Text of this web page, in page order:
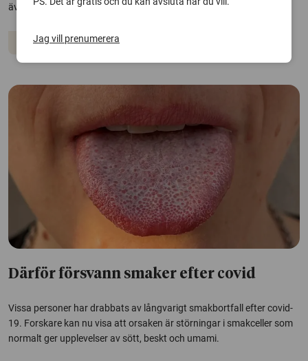
även komma på sikt, enligt forskare bakom en ny studie.
Coronaviruset Infektioner
Därför försvann smaker efter covid
Vissa personer har drabbats av långvarigt smakbortfall efter covid-
19. Forskare kan nu visa att orsaken är störningar i smakceller som
normalt ger upplevelser av sött, beskt och umami.
Jag vill prenumerera